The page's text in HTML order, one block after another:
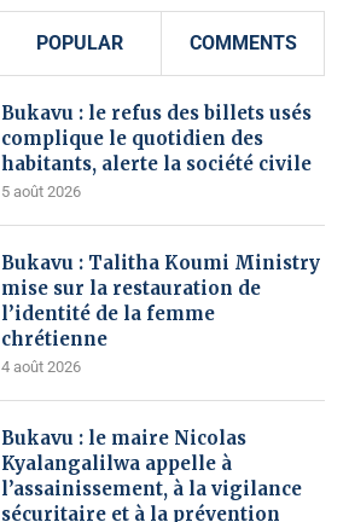
POPULAR COMMENTS
Bukavu : le refus des billets usés
complique le quotidien des
habitants, alerte la société civile
5 août 2026
Bukavu : Talitha Koumi Ministry
mise sur la restauration de
l’identité de la femme
chrétienne
4 août 2026
Bukavu : le maire Nicolas
Kyalangalilwa appelle à
l’assainissement, à la vigilance
sécuritaire et à la prévention